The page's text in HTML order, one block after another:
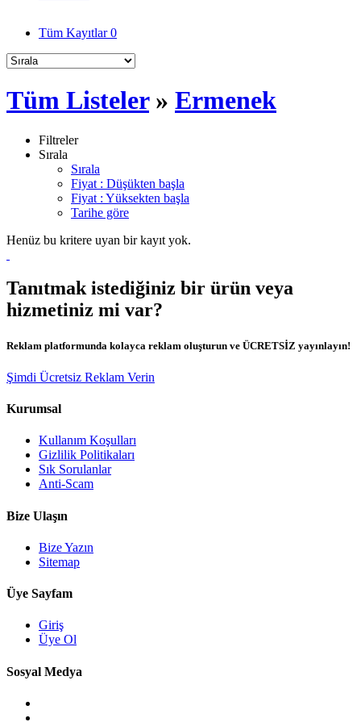
Tüm Kayıtlar0
Tüm Listeler» Ermenek
Filtreler
Sırala
Sırala
Fiyat : Düşükten başla
Fiyat : Yüksekten başla
Tarihe göre
Henüz bu kritere uyan bir kayıt yok.
Tanıtmak istediğiniz bir ürün veya
hizmetiniz mi var?
Reklam platformunda kolayca reklam oluşturun ve ÜCRETSİZ yayınlayın!
Şimdi Ücretsiz Reklam Verin
Kurumsal
Kullanım Koşulları
Gizlilik Politikaları
Sık Sorulanlar
Anti-Scam
Bize Ulaşın
Bize Yazın
Sitemap
Üye Sayfam
Giriş
Üye Ol
Sosyal Medya